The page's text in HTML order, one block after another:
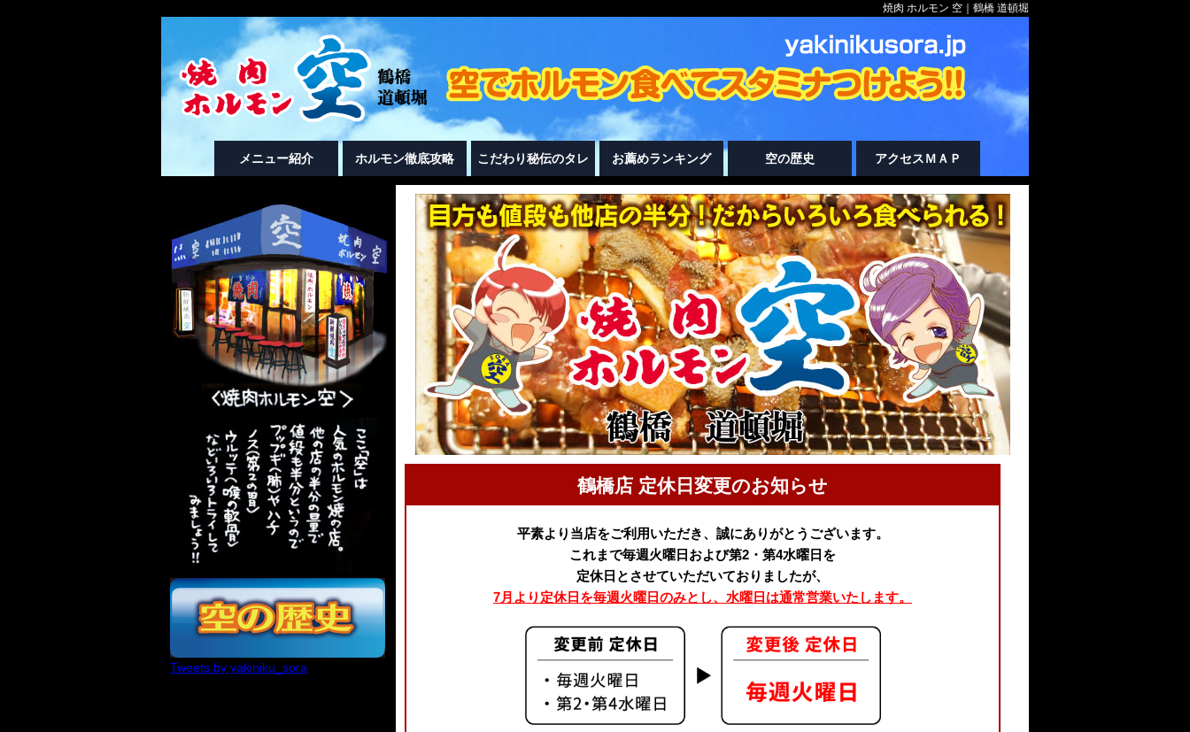
焼肉 ホルモン 空｜鶴橋 道頓堀
メニュー紹介 ホルモン徹底攻略 こだわり秘伝のタレ お薦めランキング 空の歴史 アクセスＭＡＰ
Tweets by yakiniku_sora
鶴橋店 定休日変更のお知らせ
平素より当店をご利用いただき、誠にありがとうございます。
これまで毎週火曜日および第2・第4水曜日を
定休日とさせていただいておりましたが、
7月より定休日を毎週火曜日のみとし、水曜日は通常営業いたします。